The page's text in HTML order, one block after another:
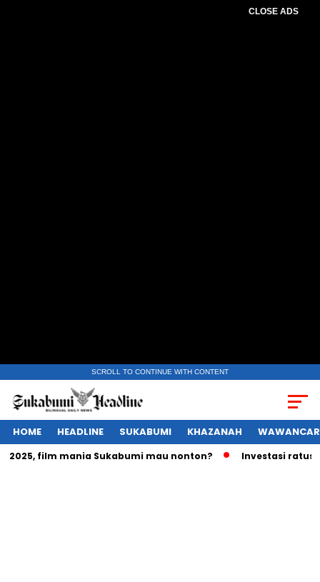
CLOSE ADS
SCROLL TO CONTINUE WITH CONTENT
HOME HEADLINE SUKABUMI KHAZANAH
film mania Sukabumi mau nonton? Investasi ratusan